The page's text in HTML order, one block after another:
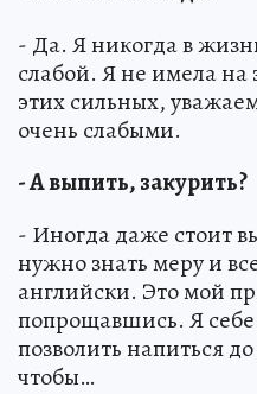
- Да. Я никогда в
слабой. Я не имела на
этих сильных,
очень слабыми.
- А выпить, закурить?
- Иногда даже стоит
нужно знать меру и
английски. Это мой
попрощавшись. Я
позволить напиться
чтобы…